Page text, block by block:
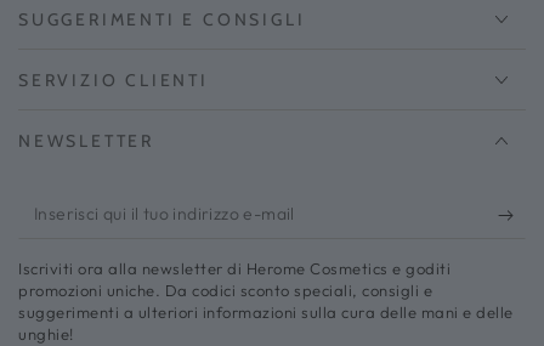
SUGGERIMENTI E CONSIGLI
SERVIZIO CLIENTI
NEWSLETTER
Inserisci
il
tuo
Iscriviti ora alla newsletter di Herome Cosmetics e goditi
promozioni uniche. Da codici sconto speciali, consigli e
suggerimenti a ulteriori informazioni sulla cura delle mani e delle
unghie!